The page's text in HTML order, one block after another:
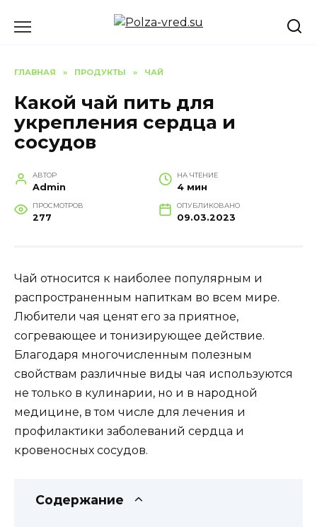
ГЛАВНАЯ » ПРОДУКТЫ » ЧАЙ
Какой чай пить для
укрепления сердца и
сосудов
АВТОР
Admin
НА ЧТЕНИЕ
4 мин
ПРОСМОТРОВ
277
ОПУБЛИКОВАНО
09.03.2023
Чай относится к наиболее популярным и
распространенным напиткам во всем мире.
Любители чая ценят его за приятное,
согревающее и тонизирующее действие.
Благодаря многочисленным полезным
свойствам различные виды чая используются
не только в кулинарии, но и в народной
медицине, в том числе для лечения и
профилактики заболеваний сердца и
кровеносных сосудов.
Содержание